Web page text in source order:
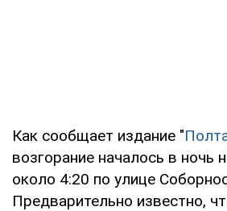
Как сообщает издание "
возгорание началось в ночь
около 4:20 по улице
Предварительно известно,